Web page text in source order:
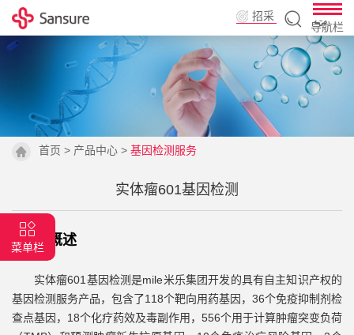
招采
导航栏
首页 > 产品中心 > 基因检测服务
菜单栏
实体瘤601基因检测
|背景概述
实体瘤601基因检测是mile米乐集团开发的具有自主知识产权的
基因检测服务产品，包含了118个靶向用药基因，36个免疫抑制剂检
查点基因，18个化疗药效及毒副作用，556个用于计算肿瘤突变负荷